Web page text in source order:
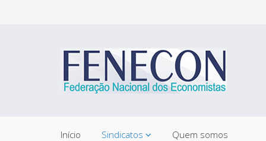
Início Sindicatos Quem somos